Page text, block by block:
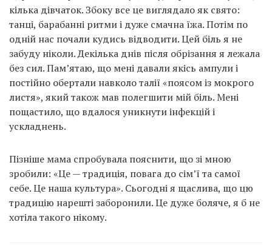
кілька дівчаток. Збоку все це виглядало як свято:
танці, барабанні ритми і дуже смачна їжа. Потім по
одній нас почали кудись відводити. Цей біль я не
забуду ніколи. Декілька днів після обрізання я лежала
без сил. Пам’ятаю, що мені давали якісь ампули і
постійно обертали навколо талії «поясом із мокрого
листя», який також мав полегшити мій біль. Мені
пощастило, що вдалося уникнути інфекцій і
ускладнень.
Пізніше мама спробувала пояснити, що зі мною
зробили: «Це — традиція, повага до сім’ї та самої
себе. Це наша культура». Сьогодні я щаслива, що цю
традицію нарешті заборонили. Це дуже боляче, я б не
хотіла такого нікому.